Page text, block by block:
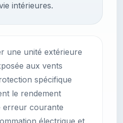
intérieures.
une unité extérieure
aux vents
spécifique
le rendement
erreur courante